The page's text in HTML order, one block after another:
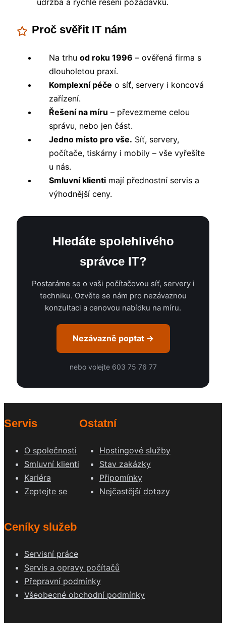
údržba a rychlé řešení požadavků.
Proč svěřit IT nám
Na trhu od roku 1996 – ověřená firma s
dlouholetou praxí.
Komplexní péče o síť, servery i koncová
zařízení.
Řešení na míru – převezmeme celou
správu, nebo jen část.
Jedno místo pro vše. Síť, servery,
počítače, tiskárny i mobily – vše vyřešíte
u nás.
Smluvní klienti mají přednostní servis a
výhodnější ceny.
Hledáte spolehlivého
správce IT?
Postaráme se o vaši počítačovou síť, servery i
techniku. Ozvěte se nám pro nezávaznou
konzultaci a cenovou nabídku na míru.
Nezávazně poptat →
nebo volejte 603 75 76 77
Servis
O společnosti
Smluvní klienti
Kariéra
Zeptejte se
Ostatní
Hostingové služby
Stav zakázky
Připomínky
Nejčastější dotazy
Ceníky služeb
Servisní práce
Servis a opravy počítačů
Přepravní podmínky
Všeobecné obchodní podmínky